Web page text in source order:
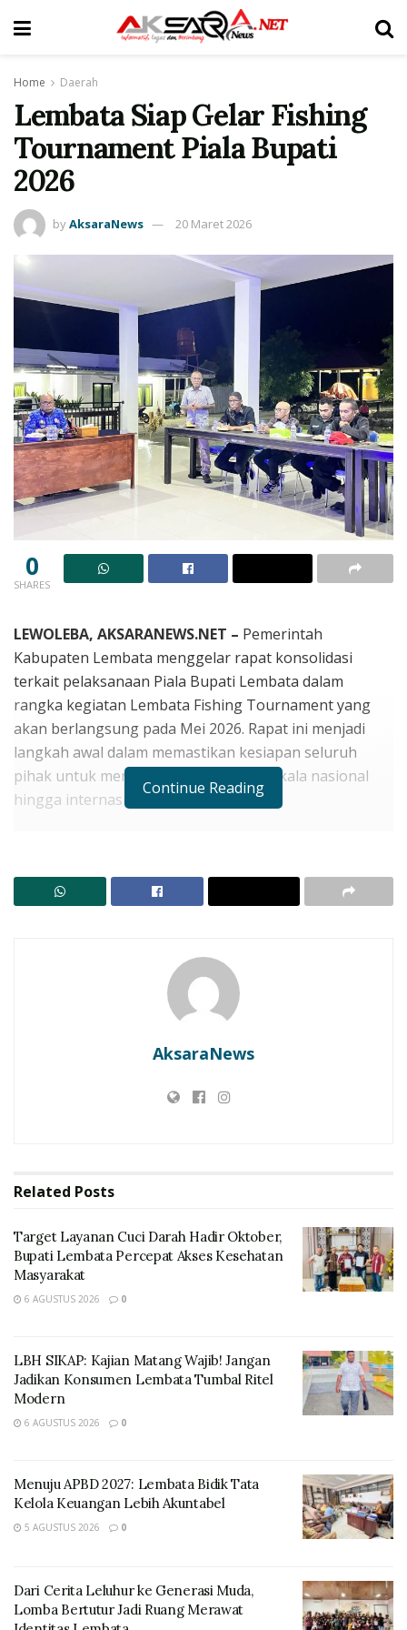
Home Daerah
Lembata Siap Gelar Fishing
Tournament Piala Bupati
2026
byAksaraNews 20 Maret 2026
0
SHARES
LEWOLEBA, AKSARANEWS.NET – Pemerintah
Kabupaten Lembata menggelar rapat konsolidasi
terkait pelaksanaan Piala Bupati Lembata dalam
rangka kegiatan Lembata Fishing Tournament yang
akan berlangsung pada Mei 2026. Rapat ini menjadi
langkah awal dalam memastikan kesiapan seluruh
pihak untuk menyukseskan event berskala nasional
hingga internasional tersebut.
merupakan bagian dari rangkaian besar promosi
pariwisata daerah, yang terintegrasi dengan sejumlah
Lomba Puisi dan Foto Pendek, Ekosistem Film Maker
dan Film Academy, Lomba Sepeda Santai, Lomba
Dayung Perahu Tradisional dan Puncaknya pada
Target Layanan Cuci Darah Hadir Oktober, Bupati
Salah satu agenda utama adalah Lembata Fishing
Tournament yang akan dilaksanakan pada 22–24 Mei
2026. Turnamen ini diproyeksikan menjadi daya tarik
utama dengan total hadiah mencapai lebih dari
berbagai aktivis dan pelaku pariwisata karena dinilai
memberikan dampak positif bagi promosi daerah serta
peningkatan kunjungan wisatawan, termasuk turis
mancanegara.
Continue Reading
AksaraNews
Related Posts
Target Layanan Cuci Darah Hadir Oktober,
Bupati Lembata Percepat Akses Kesehatan
Masyarakat
6 AGUSTUS 2026 0
LBH SIKAP: Kajian Matang Wajib! Jangan
Jadikan Konsumen Lembata Tumbal Ritel
Modern
6 AGUSTUS 2026 0
Menuju APBD 2027: Lembata Bidik Tata
Kelola Keuangan Lebih Akuntabel
5 AGUSTUS 2026 0
Dari Cerita Leluhur ke Generasi Muda,
Lomba Bertutur Jadi Ruang Merawat